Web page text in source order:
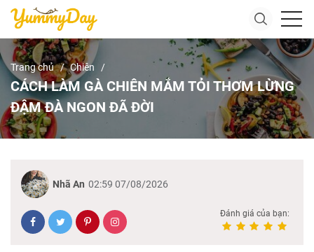
Trang chủ Chiên
CÁCH LÀM GÀ CHIÊN MẮM TỎI THƠM LỪNG
ĐẬM ĐÀ NGON ĐÃ ĐỜI
Nhã An 02:59 07/08/2026
Đánh giá của bạn: